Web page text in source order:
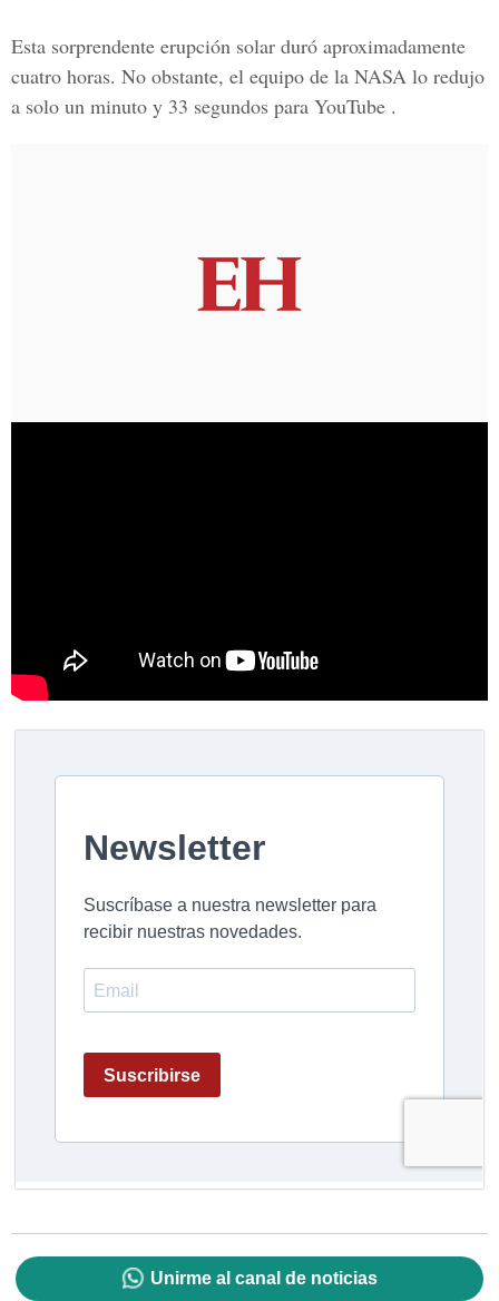
Esta sorprendente erupción solar duró aproximadamente
cuatro horas. No obstante, el equipo de la NASA lo redujo
a solo un minuto y 33 segundos para YouTube .
Unirme al canal de noticias